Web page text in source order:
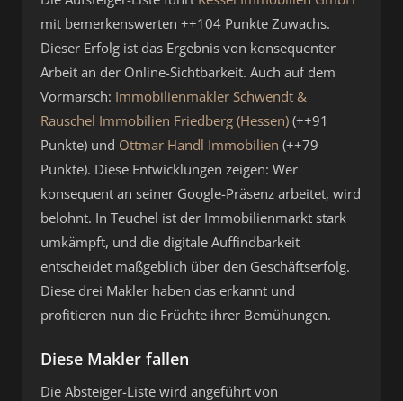
mit bemerkenswerten ++104 Punkte Zuwachs.
Dieser Erfolg ist das Ergebnis von konsequenter
Arbeit an der Online-Sichtbarkeit. Auch auf dem
Vormarsch: Immobilienmakler Schwendt &
Rauschel Immobilien Friedberg (Hessen) (++91
Punkte) und Ottmar Handl Immobilien (++79
Punkte). Diese Entwicklungen zeigen: Wer
konsequent an seiner Google-Präsenz arbeitet, wird
belohnt. In Teuchel ist der Immobilienmarkt stark
umkämpft, und die digitale Auffindbarkeit
entscheidet maßgeblich über den Geschäftserfolg.
Diese drei Makler haben das erkannt und
profitieren nun die Früchte ihrer Bemühungen.
Diese Makler fallen
Die Absteiger-Liste wird angeführt von